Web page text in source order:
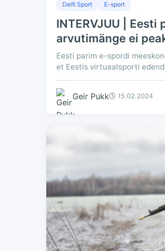
Delfi Sport E-sport
INTERVJUU |
arvutimänge ei
Eesti parim e-spordi
et Eestis virtuaalsporti
Geir Pukk 15.02.2024